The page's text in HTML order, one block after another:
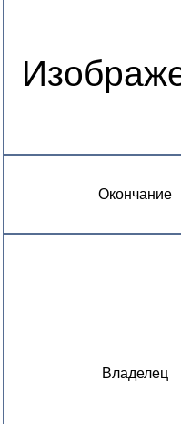
Окончание
Владелец